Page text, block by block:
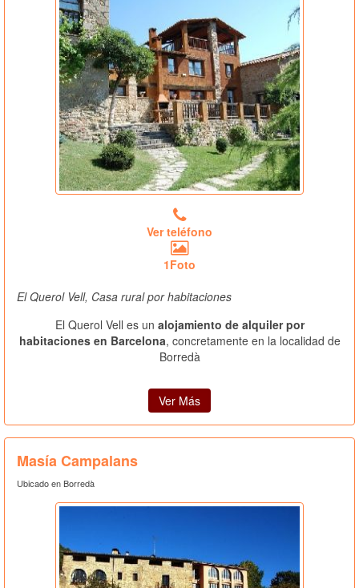
Ver teléfono
1Foto
El Querol Vell, Casa rural por habitaciones
El Querol Vell es un alojamiento de alquiler por
habitaciones en Barcelona, concretamente en la localidad de
Borredà
Ver Más
Masía Campalans
Ubicado en Borredà